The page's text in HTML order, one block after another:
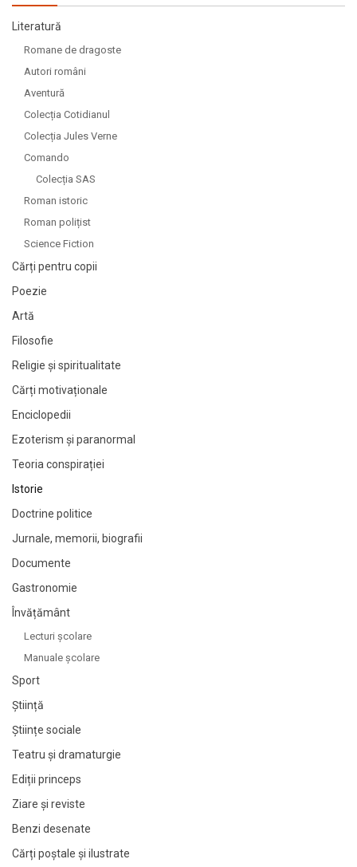
Literatură
Romane de dragoste
Autori români
Aventură
Colecția Cotidianul
Colecția Jules Verne
Comando
Colecția SAS
Roman istoric
Roman polițist
Science Fiction
Cărți pentru copii
Poezie
Artă
Filosofie
Religie și spiritualitate
Cărți motivaționale
Enciclopedii
Ezoterism și paranormal
Teoria conspirației
Istorie
Doctrine politice
Jurnale, memorii, biografii
Documente
Gastronomie
Învățământ
Lecturi şcolare
Manuale şcolare
Sport
Știință
Științe sociale
Teatru și dramaturgie
Ediții princeps
Ziare şi reviste
Benzi desenate
Cărți poștale și ilustrate